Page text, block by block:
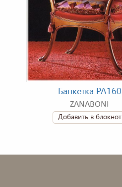
Банкетка PA160
ZANABONI
Добавить в блокнот